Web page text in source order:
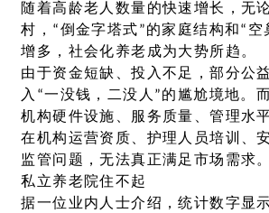
随着高龄老人数量的快速增长，无
村，“倒金字塔式”的家庭结构和“空
增多，社会化养老成为大势所趋。
由于资金短缺、投入不足，部分公
入“一没钱，二没人”的尴尬境地。
机构硬件设施、服务质量、管理水
在机构运营资质、护理人员培训、
监管问题，无法真正满足市场需求
私立养老院住不起
据一位业内人士介绍，统计数字显